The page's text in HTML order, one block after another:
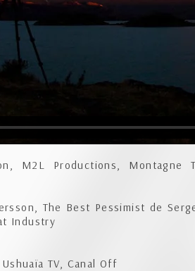
M2L Productions,
The Best Pessimist de
Industry
TV, Canal Off